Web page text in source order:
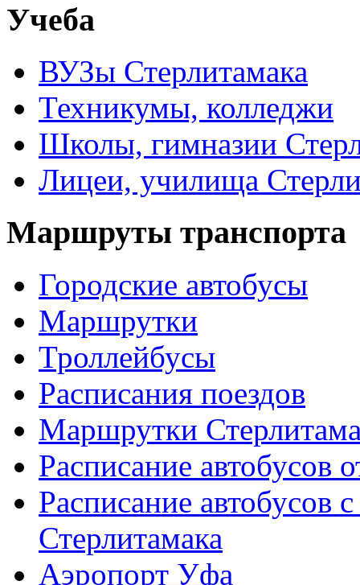
Учеба
ВУЗы Стерлитамака
Техникумы, колледжи
Школы, гимназии
Лицеи, училища
Маршруты транспорта
Городские автобусы
Маршрутки
Троллейбусы
Расписания поездов
Маршрутки
Расписание автобусов
Расписание автобусов
Стерлитамака
Аэропорт Уфа